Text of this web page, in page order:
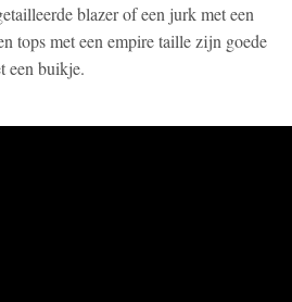
blazer of een jurk met een
tops met een empire taille zijn goede
een buikje.